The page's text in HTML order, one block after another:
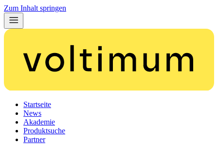
Zum Inhalt springen
Startseite
News
Akademie
Produktsuche
Partner